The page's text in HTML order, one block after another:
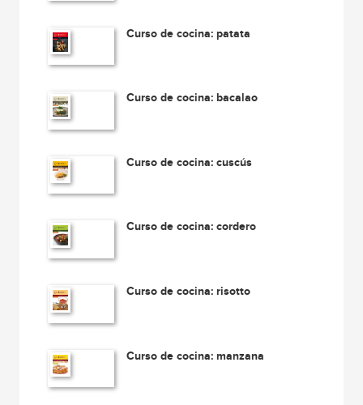
Curso de cocina: patata
Curso de cocina: bacalao
Curso de cocina: cuscús
Curso de cocina: cordero
Curso de cocina: risotto
Curso de cocina: manzana